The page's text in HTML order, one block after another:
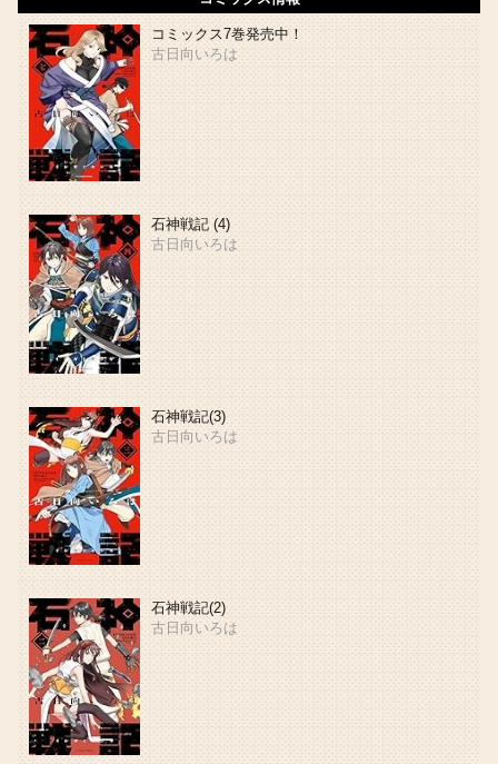
コミックス7巻発売中！
古日向いろは
石神戦記 (4)
古日向いろは
石神戦記(3)
古日向いろは
石神戦記(2)
古日向いろは